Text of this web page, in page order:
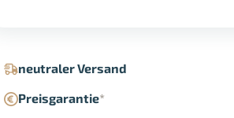
neutraler Versand
Preisgarantie*